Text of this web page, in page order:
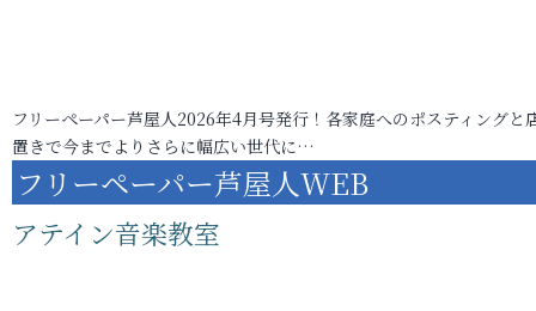
フリーペーパー芦屋人2026年4月号発行！各家庭へのポスティングと
置きで今までよりさらに幅広い世代に…
フリーペーパー芦屋人WEB
アテイン音楽教室